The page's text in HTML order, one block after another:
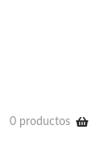
0 productos